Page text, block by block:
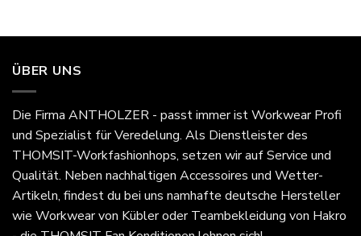
ÜBER UNS
Die Firma ANTHOLZER - passt immerist Workwear Profi
und Spezialist für Veredelung. Als Dienstleister des
THOMSIT-Workfashionhops, setzen wir auf Service und
Qualität. Neben nachhaltigen Accessoires und Wetter-
Artikeln, findest du bei uns namhafte deutsche Hersteller
wie Workwear von Kübler oder Teambekleidung von Hakro